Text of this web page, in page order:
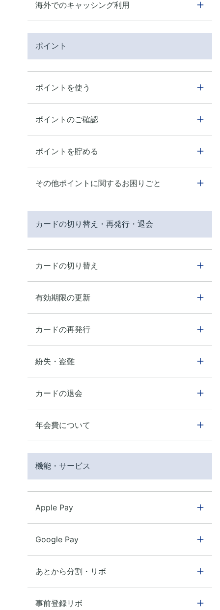
海外でのキャッシング利用
ポイント
ポイントを使う
ポイントのご確認
ポイントを貯める
その他ポイントに関するお困りごと
カードの切り替え・再発行・退会
カードの切り替え
有効期限の更新
カードの再発行
紛失・盗難
カードの退会
年会費について
機能・サービス
Apple Pay
Google Pay
あとから分割・リボ
事前登録リボ